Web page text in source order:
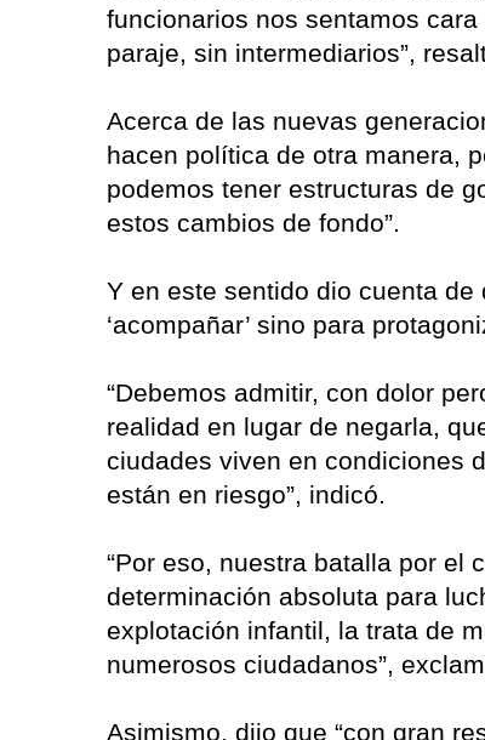
funcionarios nos sentamos
paraje, sin intermediarios”,
Acerca de las nuevas
hacen política de otra manera,
podemos tener estructuras de
estos cambios de fondo”.
Y en este sentido dio cuenta de
‘acompañar’ sino para
“Debemos admitir, con dolor
realidad en lugar de negarla,
ciudades viven en condiciones
están en riesgo”, indicó.
“Por eso, nuestra batalla por el
determinación absoluta para
explotación infantil, la trata de
numerosos ciudadanos”,
Asimismo, dijo que “con gran